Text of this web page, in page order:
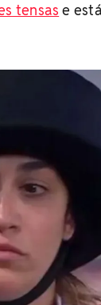
tensas e está